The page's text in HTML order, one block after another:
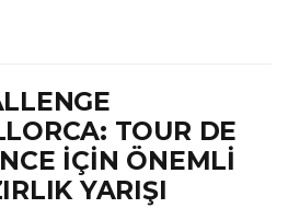
TOUR DE
IÇIN ÖNEMLI
YARIŞI